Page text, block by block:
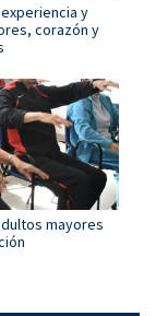
y
corazón y
mayores